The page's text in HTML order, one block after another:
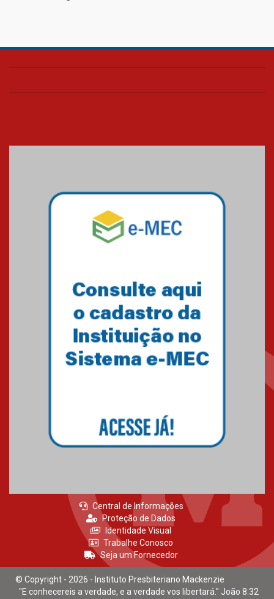
Central de Informações
Proteção de Dados
Identidade Visual
Trabalhe Conosco
Seja um Fornecedor
© Copyright - 2026 - Instituto Presbiteriano Mackenzie
"E conhecereis a verdade, e a verdade vos libertará." João 8:32